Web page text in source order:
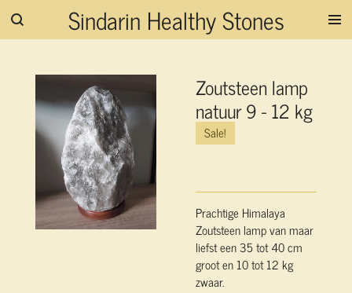
Ga
Sindarin Healthy Stones
Zoutsteen lamp
natuur 9 - 12 kg
Sale!
Prachtige Himalaya
Zoutsteen lamp van maar
liefst een 35 tot 40 cm
groot en 10 tot 12 kg
zwaar.